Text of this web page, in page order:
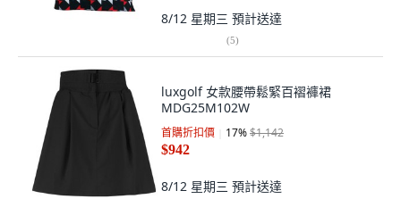
8/12 星期三 預計送達
(5)
luxgolf 女款腰帶鬆緊百褶褲裙
MDG25M102W
首購折扣價 17%$1,142
$942
8/12 星期三 預計送達